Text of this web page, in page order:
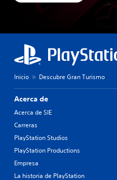
Inicio Descubre Gran Turismo
Acerca de
Acerca de SIE
Carreras
PlayStation Studios
PlayStation Productions
Empresa
La historia de PlayStation